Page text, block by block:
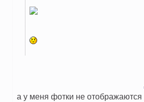
а у меня фотки не отображаются